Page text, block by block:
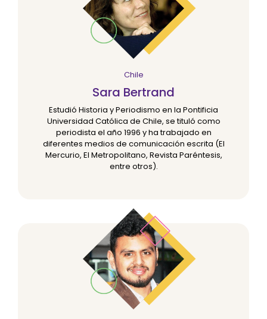
Chile
Sara Bertrand
Estudió Historia y Periodismo en la Pontificia
Universidad Católica de Chile, se tituló como
periodista el año 1996 y ha trabajado en
diferentes medios de comunicación escrita (El
Mercurio, El Metropolitano, Revista Paréntesis,
entre otros).